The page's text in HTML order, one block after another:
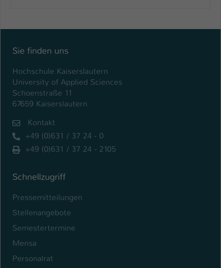
Sie finden uns
Hochschule Kaiserslautern
University of Applied Sciences
Schoenstraße 11
67659 Kaiserslautern
Kontakt
+49 (0)631 / 37 24 - 0
+49 (0)631 / 37 24 - 2105
Schnellzugriff
Pressemitteilungen
Stellenangebote
Semestertermine
Mensa
Personalrat